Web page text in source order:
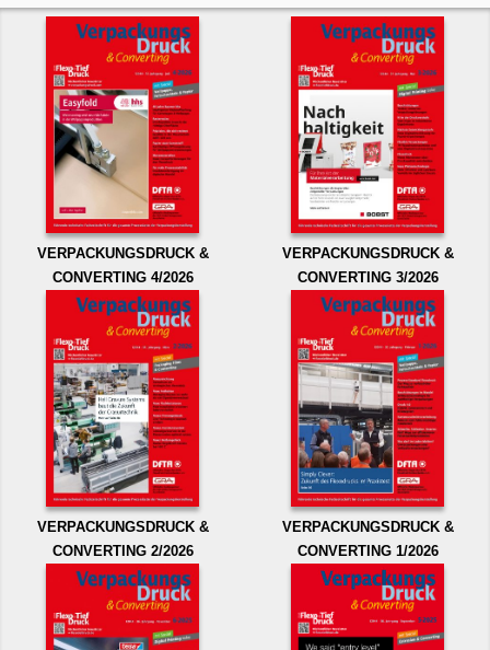
VERPACKUNGSDRUCK &
CONVERTING 4/2026
VERPACKUNGSDRUCK &
CONVERTING 3/2026
VERPACKUNGSDRUCK &
CONVERTING 2/2026
VERPACKUNGSDRUCK &
CONVERTING 1/2026